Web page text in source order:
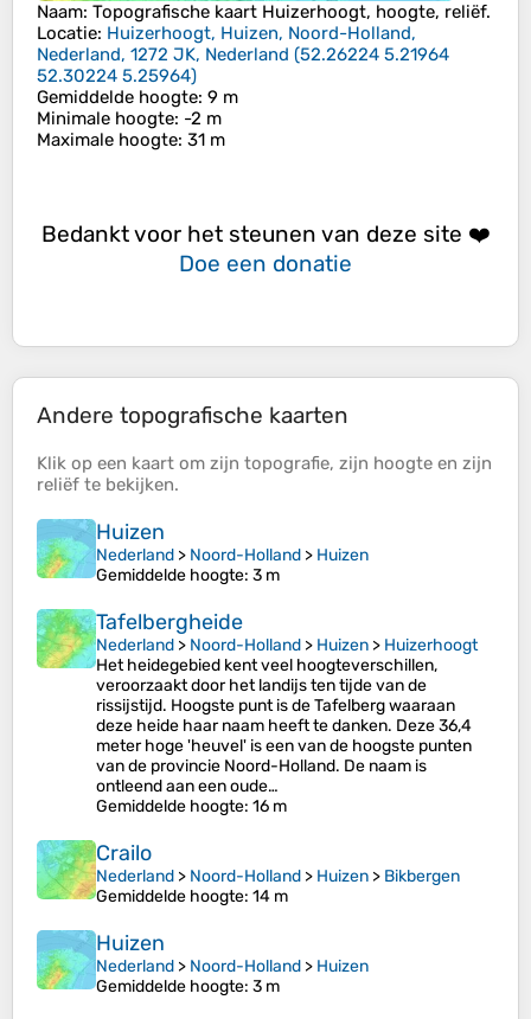
Naam: Topografische kaart Huizerhoogt, hoogte, reliëf.
Locatie: Huizerhoogt, Huizen, Noord-Holland,
Nederland, 1272 JK, Nederland (52.26224 5.21964
52.30224 5.25964)
Gemiddelde hoogte: 9 m
Minimale hoogte: -2 m
Maximale hoogte: 31 m
Bedankt voor het steunen van deze site ❤️
Doe een donatie
Andere topografische kaarten
Klik op een kaart om zijn topografie, zijn hoogte en zijn
reliëf te bekijken.
Huizen
Nederland > Noord-Holland > Huizen
Gemiddelde hoogte: 3 m
Tafelbergheide
Nederland > Noord-Holland > Huizen > Huizerhoogt
Het heidegebied kent veel hoogteverschillen,
veroorzaakt door het landijs ten tijde van de
rissijstijd. Hoogste punt is de Tafelberg waaraan
deze heide haar naam heeft te danken. Deze 36,4
meter hoge 'heuvel' is een van de hoogste punten
van de provincie Noord-Holland. De naam is
ontleend aan een oude…
Gemiddelde hoogte: 16 m
Crailo
Nederland > Noord-Holland > Huizen > Bikbergen
Gemiddelde hoogte: 14 m
Huizen
Nederland > Noord-Holland > Huizen
Gemiddelde hoogte: 3 m